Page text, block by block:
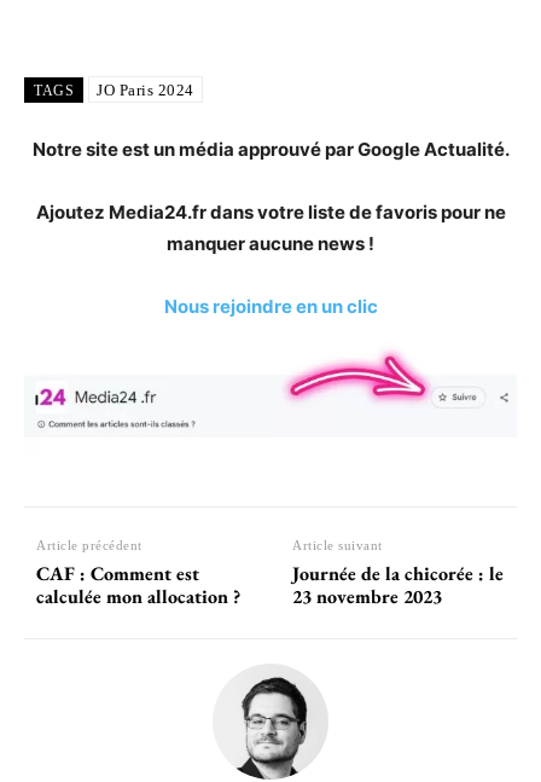
TAGS JO Paris 2024
Notre site est un média approuvé par Google Actualité.
Ajoutez Media24.fr dans votre liste de favoris pour ne
manquer aucune news !
Nous rejoindre en un clic
Article précédent
CAF : Comment est
calculée mon allocation ?
Article suivant
Journée de la chicorée : le
23 novembre 2023